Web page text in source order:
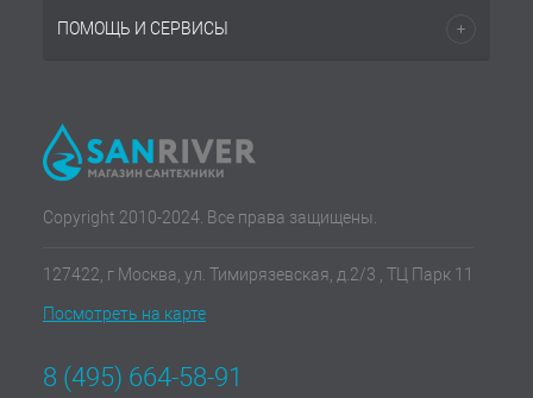
ПОМОЩЬ И СЕРВИСЫ
Copyright 2010-2024. Все права защищены.
127422, г Москва, ул. Тимирязевская, д.2/3 , ТЦ Парк 11
Посмотреть на карте
8 (495) 664-58-91